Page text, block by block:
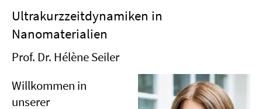
Ultrakurzzeitdynamiken in
Nanomaterialien
Prof. Dr. Hélène Seiler
Willkommen in
unserer